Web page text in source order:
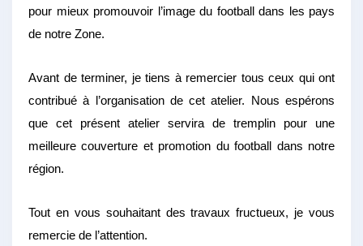
pour mieux promouvoir l’image du football dans les pays
de notre Zone.
Avant de terminer, je tiens à remercier tous ceux qui ont
contribué à l’organisation de cet atelier. Nous espérons
que cet présent atelier servira de tremplin pour une
meilleure couverture et promotion du football dans notre
région.
Tout en vous souhaitant des travaux fructueux, je vous
remercie de l’attention.